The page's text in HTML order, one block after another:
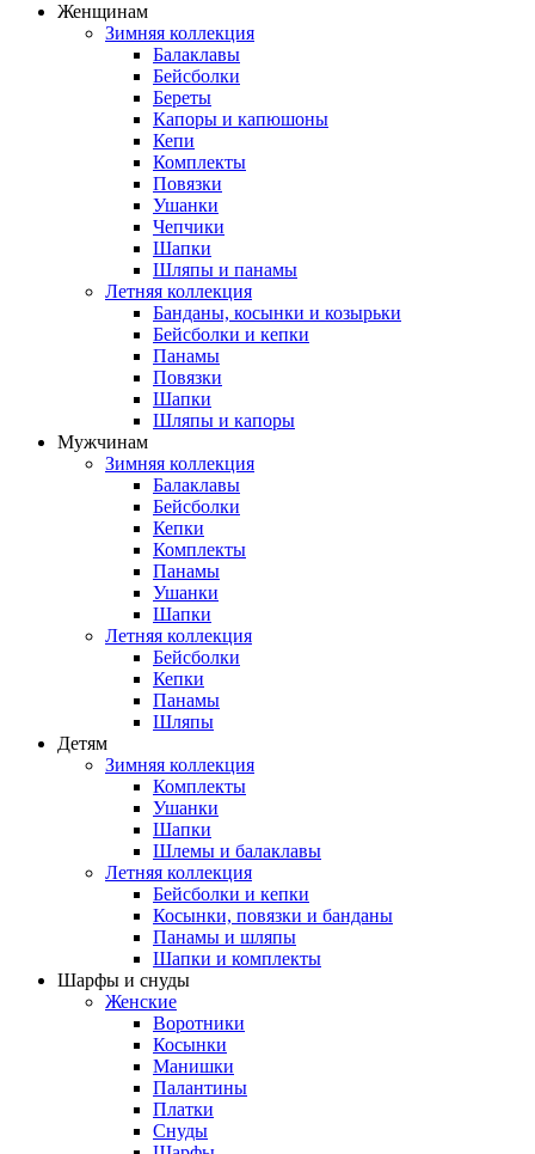
Женщинам
Зимняя коллекция
Балаклавы
Бейсболки
Береты
Капоры и капюшоны
Кепи
Комплекты
Повязки
Ушанки
Чепчики
Шапки
Шляпы и панамы
Летняя коллекция
Банданы, косынки и козырьки
Бейсболки и кепки
Панамы
Повязки
Шапки
Шляпы и капоры
Мужчинам
Зимняя коллекция
Балаклавы
Бейсболки
Кепки
Комплекты
Панамы
Ушанки
Шапки
Летняя коллекция
Бейсболки
Кепки
Панамы
Шляпы
Детям
Зимняя коллекция
Комплекты
Ушанки
Шапки
Шлемы и балаклавы
Летняя коллекция
Бейсболки и кепки
Косынки, повязки и банданы
Панамы и шляпы
Шапки и комплекты
Шарфы и снуды
Женские
Воротники
Косынки
Манишки
Палантины
Платки
Снуды